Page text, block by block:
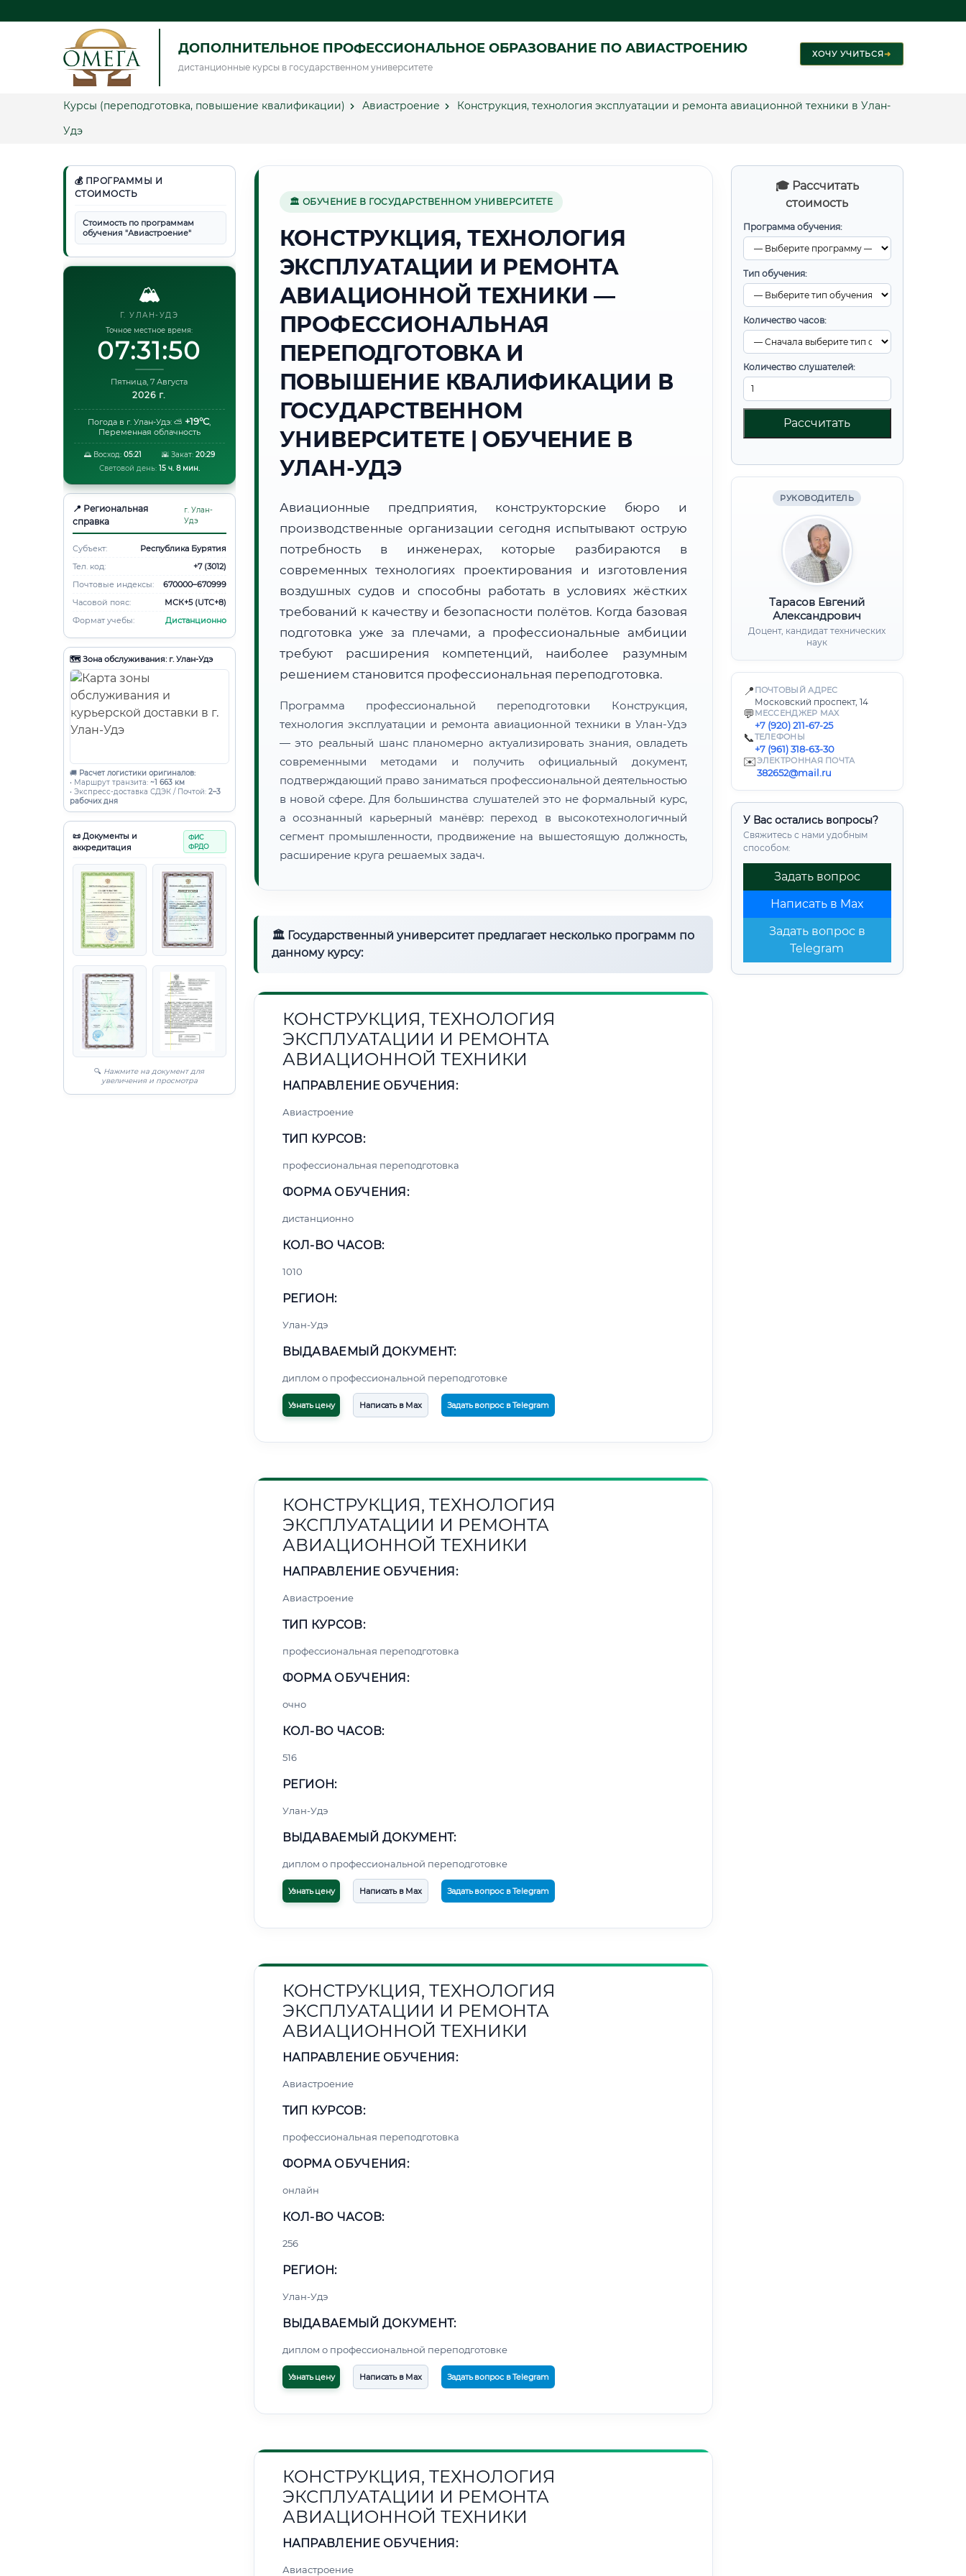
ДОПОЛНИТЕЛЬНОЕ ПРОФЕССИОНАЛЬНОЕ ОБРАЗОВАНИЕ ПО АВИАСТРОЕНИЮ
дистанционные курсы в государственном университете
ХОЧУ УЧИТЬСЯ➜
Курсы (переподготовка, повышение квалификации) Авиастроение
Конструкция, технология эксплуатации и ремонта авиационной техники в Улан-
Удэ
💰 ПРОГРАММЫ И
СТОИМОСТЬ
Стоимость по программам
обучения "Авиастроение"
🏔️
Г. УЛАН-УДЭ
Точное местное время:
07:31:51
Пятница, 7 Августа
2026 г.
Погода в г. Улан-Удэ: ⛅ +19°C,
Переменная облачность
🌅 Восход: 05:21 🌇 Закат: 20:29
Световой день: 15 ч. 8 мин.
📍 Региональная
справка
г. Улан-
Удэ
Субъект:
Республика Бурятия
Тел. код:
+7 (3012)
Почтовые индексы:
670000–670999
Часовой пояс:
МСК+5 (UTC+8)
Формат учебы:
Дистанционно
🗺️ Зона обслуживания: г. Улан-Удэ
🚚 Расчет логистики оригиналов:
• Маршрут транзита: ~1 663 км
• Экспресс-доставка СДЭК / Почтой: 2–3
рабочих дня
📜 Документы и
аккредитация
ФИС
ФРДО
🔍 Нажмите на документ для
увеличения и просмотра
🎓 Рассчитать
стоимость
Программа обучения:
Тип обучения:
Количество часов:
Количество слушателей:
Рассчитать
РУКОВОДИТЕЛЬ
Тарасов Евгений
Александрович
Доцент, кандидат технических
наук
📍 ПОЧТОВЫЙ АДРЕС
Московский проспект, 14
💬 МЕССЕНДЖЕР MAX
+7 (920) 211-67-25
📞ТЕЛЕФОНЫ
+7 (961) 318-63-30
✉️ЭЛЕКТРОННАЯ ПОЧТА
382652@mail.ru
У Вас остались вопросы?
Свяжитесь с нами удобным
способом:
Задать вопрос
Написать в Max
Задать вопрос в
Telegram
🏛 ОБУЧЕНИЕ В ГОСУДАРСТВЕННОМ УНИВЕРСИТЕТЕ
КОНСТРУКЦИЯ, ТЕХНОЛОГИЯ
ЭКСПЛУАТАЦИИ И РЕМОНТА
АВИАЦИОННОЙ ТЕХНИКИ —
ПРОФЕССИОНАЛЬНАЯ
ПЕРЕПОДГОТОВКА И
ПОВЫШЕНИЕ КВАЛИФИКАЦИИ В
ГОСУДАРСТВЕННОМ
УНИВЕРСИТЕТЕ | ОБУЧЕНИЕ В
УЛАН-УДЭ
Авиационные предприятия, конструкторские бюро и
производственные организации сегодня испытывают острую
потребность в инженерах, которые разбираются в
современных технологиях проектирования и изготовления
воздушных судов и способны работать в условиях жёстких
требований к качеству и безопасности полётов. Когда базовая
подготовка уже за плечами, а профессиональные амбиции
требуют расширения компетенций, наиболее разумным
решением становится профессиональная переподготовка.
Программа профессиональной переподготовки Конструкция,
технология эксплуатации и ремонта авиационной техники в Улан-Удэ
— это реальный шанс планомерно актуализировать знания, овладеть
современными методами и получить официальный документ,
подтверждающий право заниматься профессиональной деятельностью
в новой сфере. Для большинства слушателей это не формальный курс,
а осознанный карьерный манёвр: переход в высокотехнологичный
сегмент промышленности, продвижение на вышестоящую должность,
расширение круга решаемых задач.
🏛 Государственный университет предлагает несколько программ по
данному курсу:
КОНСТРУКЦИЯ, ТЕХНОЛОГИЯ
ЭКСПЛУАТАЦИИ И РЕМОНТА
АВИАЦИОННОЙ ТЕХНИКИ
НАПРАВЛЕНИЕ ОБУЧЕНИЯ:
Авиастроение
ТИП КУРСОВ:
профессиональная переподготовка
ФОРМА ОБУЧЕНИЯ:
дистанционно
КОЛ-ВО ЧАСОВ:
1010
РЕГИОН:
Улан-Удэ
ВЫДАВАЕМЫЙ ДОКУМЕНТ:
диплом о профессиональной переподготовке
Узнать цену Написать в Max Задать вопрос в Telegram
КОНСТРУКЦИЯ, ТЕХНОЛОГИЯ
ЭКСПЛУАТАЦИИ И РЕМОНТА
АВИАЦИОННОЙ ТЕХНИКИ
НАПРАВЛЕНИЕ ОБУЧЕНИЯ:
Авиастроение
ТИП КУРСОВ:
профессиональная переподготовка
ФОРМА ОБУЧЕНИЯ:
очно
КОЛ-ВО ЧАСОВ:
516
РЕГИОН:
Улан-Удэ
ВЫДАВАЕМЫЙ ДОКУМЕНТ:
диплом о профессиональной переподготовке
Узнать цену Написать в Max Задать вопрос в Telegram
КОНСТРУКЦИЯ, ТЕХНОЛОГИЯ
ЭКСПЛУАТАЦИИ И РЕМОНТА
АВИАЦИОННОЙ ТЕХНИКИ
НАПРАВЛЕНИЕ ОБУЧЕНИЯ:
Авиастроение
ТИП КУРСОВ:
профессиональная переподготовка
ФОРМА ОБУЧЕНИЯ:
онлайн
КОЛ-ВО ЧАСОВ:
256
РЕГИОН:
Улан-Удэ
ВЫДАВАЕМЫЙ ДОКУМЕНТ:
диплом о профессиональной переподготовке
Узнать цену Написать в Max Задать вопрос в Telegram
КОНСТРУКЦИЯ, ТЕХНОЛОГИЯ
ЭКСПЛУАТАЦИИ И РЕМОНТА
АВИАЦИОННОЙ ТЕХНИКИ
НАПРАВЛЕНИЕ ОБУЧЕНИЯ:
Авиастроение